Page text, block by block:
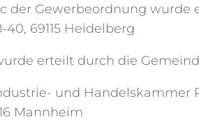
der Gewerbeordnung
69115 Heidelberg
erteilt durch die
und Handelskammer
Mannheim